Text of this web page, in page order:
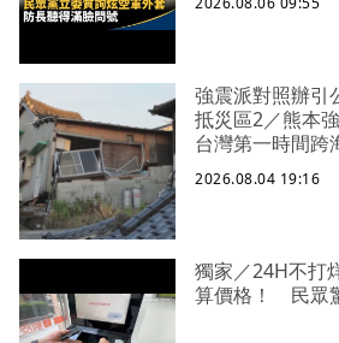
強震派對照辦
抵災區2／熊本
台灣第一時間跨
2026.08.04 19:16
獨家／24H不打
算價格！ 民眾